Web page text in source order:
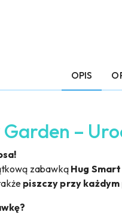
OPIS
–
zabawkąHug
piszczy przy